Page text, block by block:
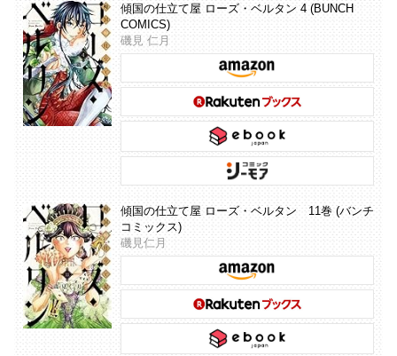
傾国の仕立て屋 ローズ・ベルタン 4 (BUNCH
COMICS)
磯見 仁月
傾国の仕立て屋 ローズ・ベルタン 11巻 (バンチ
コミックス)
磯見仁月